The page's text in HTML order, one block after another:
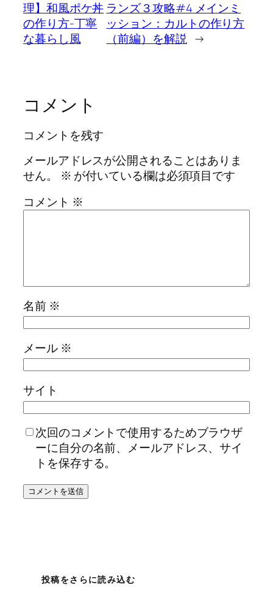
理】和風ポケ丼
の作り方-丁寧
な暮らし風
ランズ３攻略#4 メインミ
ッション：カルトの作り方
（前編）を解説 →
コメント
コメントを残す
メールアドレスが公開されることはありま
せん。
※ が付いている欄は必須項目です
コメント ※
名前 ※
メール ※
サイト
次回のコメントで使用するためブラウザ
ーに自分の名前、メールアドレス、サイ
トを保存する。
投稿をさらに読み込む